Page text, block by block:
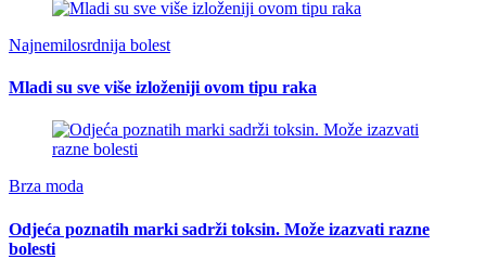
Najnemilosrdnija bolest
Mladi su sve više izloženiji ovom tipu raka
Brza moda
Odjeća poznatih marki sadrži toksin. Može izazvati razne
bolesti